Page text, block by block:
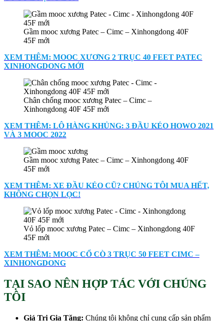
Gầm mooc xương Patec – Cimc – Xinhongdong 40F
45F mới
XEM THÊM: MOOC XƯƠNG 2 TRỤC 40 FEET PATEC
XINHONGDONG MỚI
Chân chống mooc xương Patec – Cimc –
Xinhongdong 40F 45F mới
XEM THÊM: LÔ HÀNG KHỦNG: 3 ĐẦU KÉO HOWO 2021
VÀ 3 MOOC 2022
Gầm mooc xương Patec – Cimc – Xinhongdong 40F
45F mới
XEM THÊM: XE ĐẦU KÉO CŨ? CHÚNG TÔI MUA HẾT,
KHÔNG CHỌN LỌC!
Vỏ lốp mooc xương Patec – Cimc – Xinhongdong 40F
45F mới
XEM THÊM: MOOC CỔ CÒ 3 TRỤC 50 FEET CIMC –
XINHONGDONG
TẠI SAO NÊN HỢP TÁC VỚI CHÚNG
TÔI
Giá Trị Gia Tăng: Chúng tôi không chỉ cung cấp sản phẩm